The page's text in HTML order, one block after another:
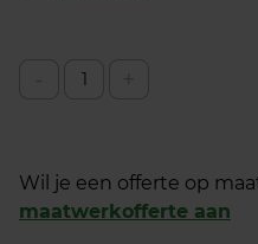
Wil je een offerte op
maatwerkofferte aan